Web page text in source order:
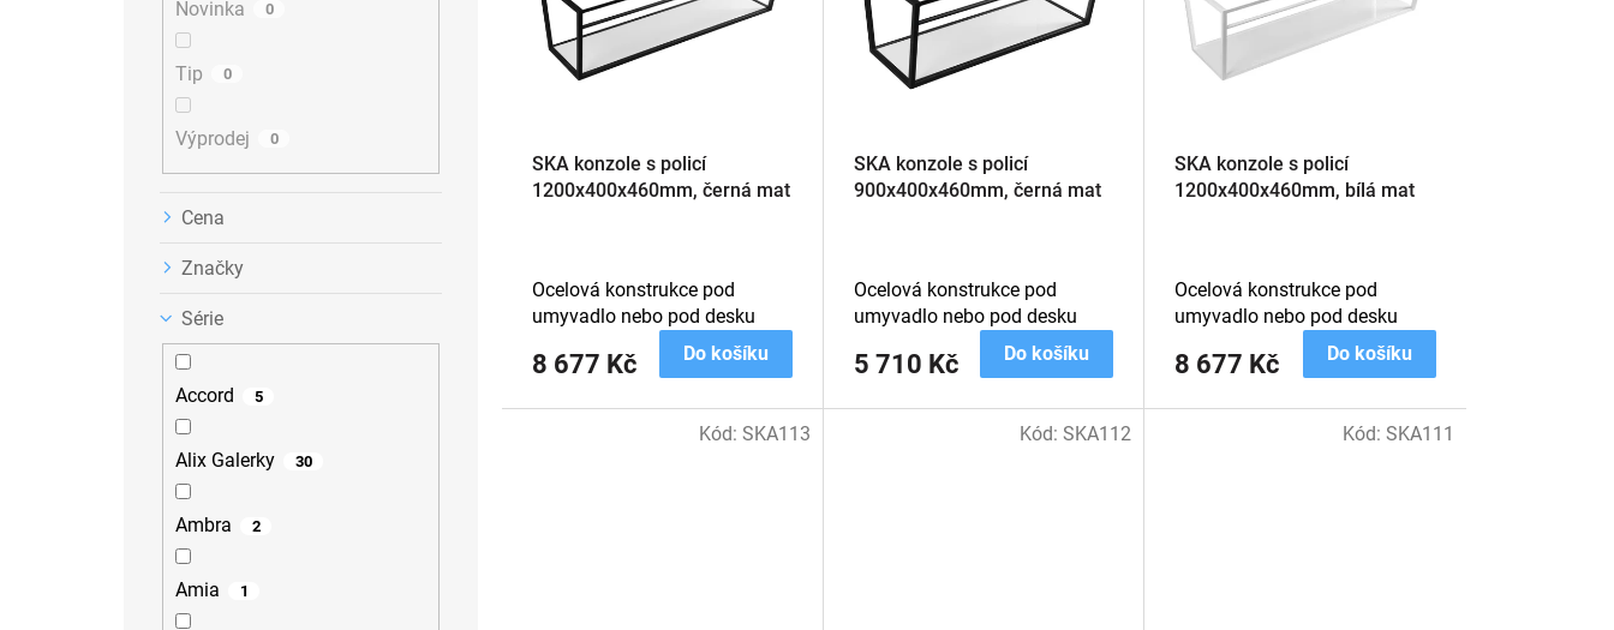
Novinka 0
Tip 0
Výprodej 0
Cena
Značky
Série
Accord 5
Alix Galerky 30
Ambra 2
Amia 1
SKA konzole s policí
1200x400x460mm, černá mat
8 677 Kč Do košíku
Ocelová konstrukce pod
umyvadlo nebo pod desku
SKA konzole s policí
900x400x460mm, černá mat
5 710 Kč Do košíku
Ocelová konstrukce pod
umyvadlo nebo pod desku
SKA konzole s policí
1200x400x460mm, bílá mat
8 677 Kč Do košíku
Ocelová konstrukce pod
umyvadlo nebo pod desku
Kód: SKA113 Kód:SKA112 Kód: SKA111